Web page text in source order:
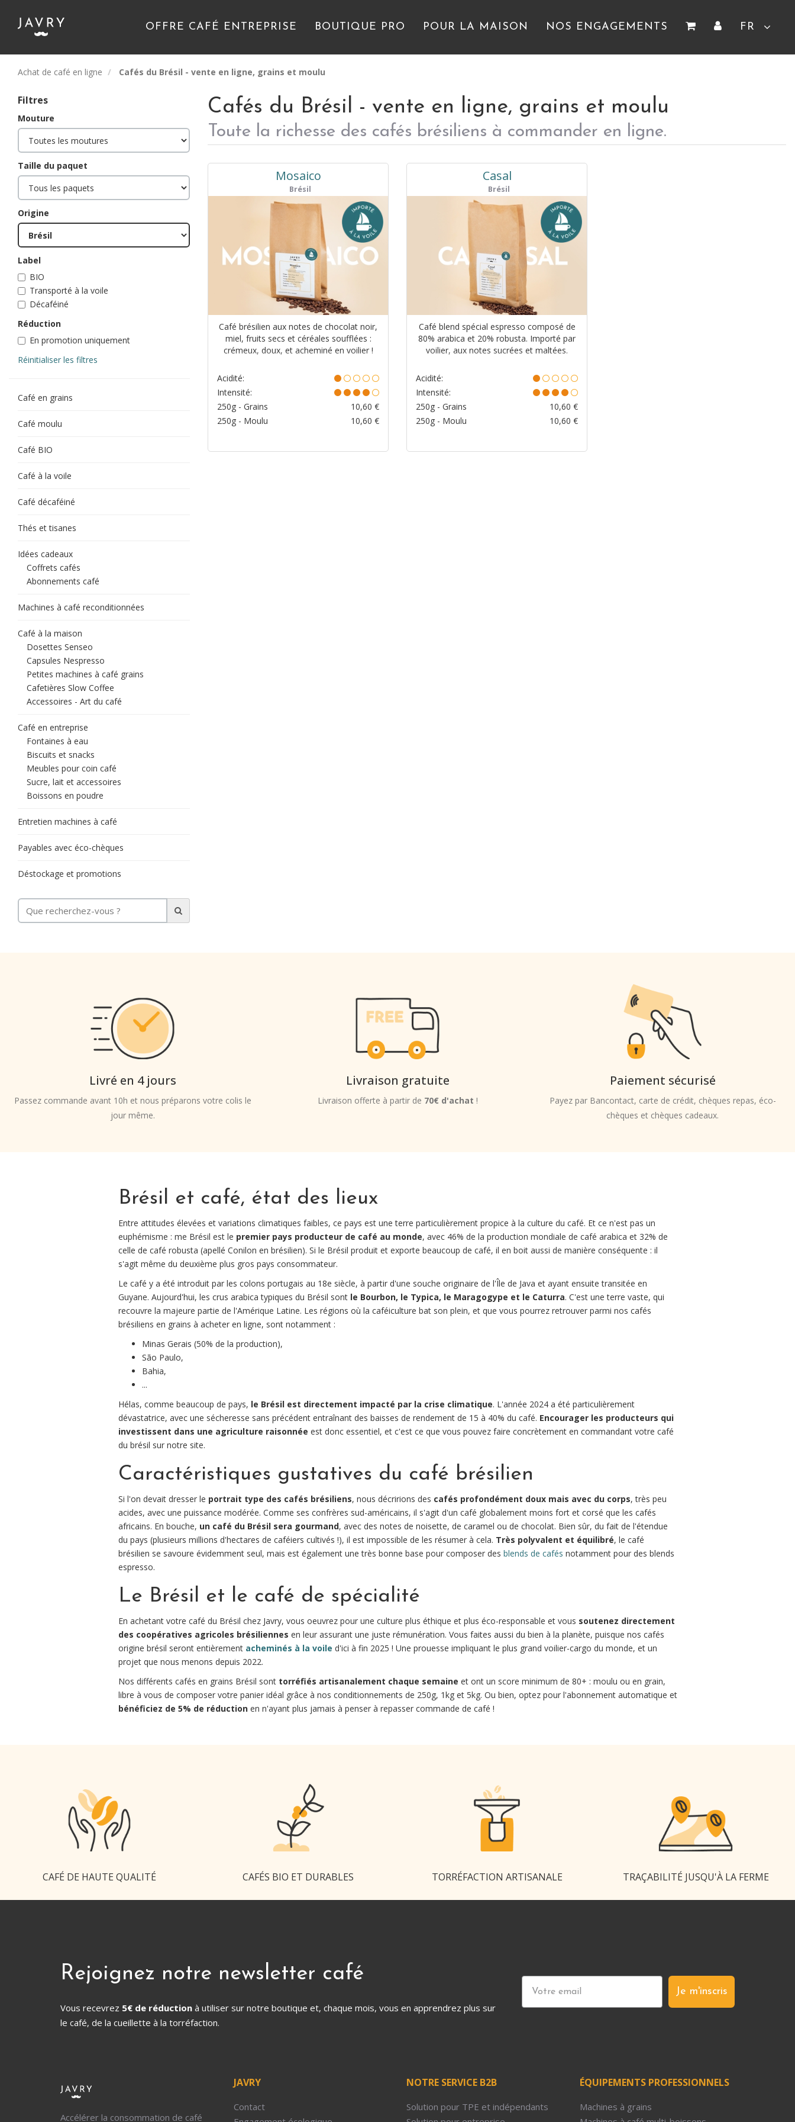
OFFRE CAFÉ ENTREPRISE BOUTIQUE PRO POUR LA MAISON NOS ENGAGEMENTS FR
Achat de café en ligne Cafés du Brésil - vente en ligne, grains et moulu
Filtres
Mouture
Taille du paquet
Origine
Label
BIO
Transporté à la voile
Décaféiné
Réduction
En promotion uniquement
Réinitialiser les filtres
Café en grains
Café moulu
Café BIO
Café à la voile
Café décaféiné
Thés et tisanes
Idées cadeaux
Coffrets cafés
Abonnements café
Machines à café reconditionnées
Café à la maison
Dosettes Senseo
Capsules Nespresso
Petites machines à café grains
Cafetières Slow Coffee
Accessoires - Art du café
Café en entreprise
Fontaines à eau
Biscuits et snacks
Meubles pour coin café
Sucre, lait et accessoires
Boissons en poudre
Entretien machines à café
Payables avec éco-chèques
Déstockage et promotions
Cafés du Brésil - vente en ligne, grains et moulu
Toute la richesse des cafés brésiliens à commander en ligne.
Mosaico
Brésil
Café brésilien aux notes de chocolat noir,
miel, fruits secs et céréales soufflées :
crémeux, doux, et acheminé en voilier !
Acidité:
Intensité:
250g - Grains
10,60 €
250g - Moulu
10,60 €
Casal
Brésil
Café blend spécial espresso composé de
80% arabica et 20% robusta. Importé par
voilier, aux notes sucrées et maltées.
Acidité:
Intensité:
250g - Grains
10,60 €
250g - Moulu
10,60 €
Livré en 4 jours
Passez commande avant 10h et nous préparons votre colis le
jour même.
Livraison gratuite
Livraison offerte à partir de 70€ d'achat !
Paiement sécurisé
Payez par Bancontact, carte de crédit, chèques repas, éco-
chèques et chèques cadeaux.
Brésil et café, état des lieux
Entre attitudes élevées et variations climatiques faibles, ce pays est une terre particulièrement propice à la culture du café. Et ce n'est pas un
euphémisme : me Brésil est le premier pays producteur de café au monde, avec 46% de la production mondiale de café arabica et 32% de
celle de café robusta (apellé Conilon en brésilien). Si le Brésil produit et exporte beaucoup de café, il en boit aussi de manière conséquente : il
s'agit même du deuxième plus gros pays consommateur.
Le café y a été introduit par les colons portugais au 18e siècle, à partir d'une souche originaire de l'Île de Java et ayant ensuite transitée en
Guyane. Aujourd'hui, les crus arabica typiques du Brésil sont le Bourbon, le Typica, le Maragogype et le Caturra. C'est une terre vaste, qui
recouvre la majeure partie de l'Amérique Latine. Les régions où la caféiculture bat son plein, et que vous pourrez retrouver parmi nos cafés
brésiliens en grains à acheter en ligne, sont notamment :
Minas Gerais (50% de la production),
São Paulo,
Bahia,
...
Hélas, comme beaucoup de pays, le Brésil est directement impacté par la crise climatique. L'année 2024 a été particulièrement
dévastatrice, avec une sécheresse sans précédent entraînant des baisses de rendement de 15 à 40% du café. Encourager les producteurs qui
investissent dans une agriculture raisonnée est donc essentiel, et c'est ce que vous pouvez faire concrètement en commandant votre café
du brésil sur notre site.
Caractéristiques gustatives du café brésilien
Si l'on devait dresser le portrait type des cafés brésiliens, nous décririons des cafés profondément doux mais avec du corps, très peu
acides, avec une puissance modérée. Comme ses confrères sud-américains, il s'agit d'un café globalement moins fort et corsé que les cafés
africains. En bouche, un café du Brésil sera gourmand, avec des notes de noisette, de caramel ou de chocolat. Bien sûr, du fait de l'étendue
du pays (plusieurs millions d'hectares de caféiers cultivés !), il est impossible de les résumer à cela. Très polyvalent et équilibré, le café
brésilien se savoure évidemment seul, mais est également une très bonne base pour composer des blends de cafés notamment pour des blends
espresso.
Le Brésil et le café de spécialité
En achetant votre café du Brésil chez Javry, vous oeuvrez pour une culture plus éthique et plus éco-responsable et vous soutenez directement
des coopératives agricoles brésiliennes en leur assurant une juste rémunération. Vous faites aussi du bien à la planète, puisque nos cafés
origine brésil seront entièrement acheminés à la voile d'ici à fin 2025 ! Une prouesse impliquant le plus grand voilier-cargo du monde, et un
projet que nous menons depuis 2022.
Nos différents cafés en grains Brésil sont torréfiés artisanalement chaque semaine et ont un score minimum de 80+ : moulu ou en grain,
libre à vous de composer votre panier idéal grâce à nos conditionnements de 250g, 1kg et 5kg. Ou bien, optez pour l'abonnement automatique et
bénéficiez de 5% de réductionen n'ayant plus jamais à penser à repasser commande de café !
CAFÉ DE HAUTE QUALITÉ CAFÉS BIO ET DURABLES TORRÉFACTION ARTISANALE TRAÇABILITÉ JUSQU'À LA FERME
Rejoignez notre newsletter café
Vous recevrez 5€ de réduction à utiliser sur notre boutique et, chaque mois, vous en apprendrez plus sur
le café, de la cueillette à la torréfaction.
Je m'inscris
Accélérer la consommation de café
JAVRY
Contact
NOTRE SERVICE B2B
Solution pour TPE et indépendants
ÉQUIPEMENTS PROFESSIONNELS
Machines à grains